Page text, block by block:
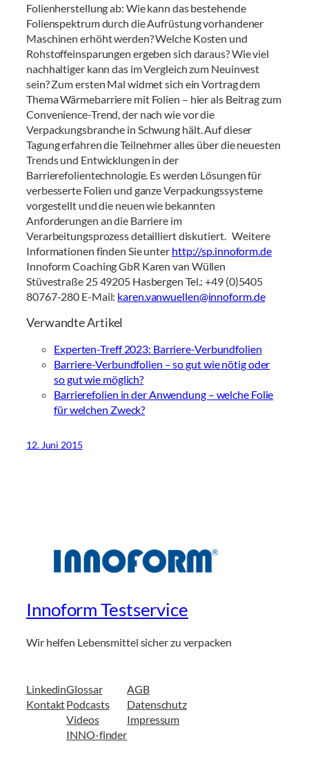
Folienherstellung ab: Wie kann das bestehende
Folienspektrum durch die Aufrüstung vorhandener
Maschinen erhöht werden? Welche Kosten und
Rohstoffeinsparungen ergeben sich daraus? Wie viel
nachhaltiger kann das im Vergleich zum Neuinvest
sein? Zum ersten Mal widmet sich ein Vortrag dem
Thema Wärmebarriere mit Folien – hier als Beitrag zum
Convenience-Trend, der nach wie vor die
Verpackungsbranche in Schwung hält. Auf dieser
Tagung erfahren die Teilnehmer alles über die neuesten
Trends und Entwicklungen in der
Barrierefolientechnologie. Es werden Lösungen für
verbesserte Folien und ganze Verpackungssysteme
vorgestellt und die neuen wie bekannten
Anforderungen an die Barriere im
Verarbeitungsprozess detailliert diskutiert. Weitere
Informationen finden Sie unter http://sp.innoform.de
Innoform Coaching GbR Karen van Wüllen
Stüvestraße 25 49205 Hasbergen Tel.: +49 (0)5405
80767-280 E-Mail: karen.vanwuellen@innoform.de
Verwandte Artikel
Experten-Treff 2023: Barriere-Verbundfolien
Barriere-Verbundfolien – so gut wie nötig oder
so gut wie möglich?
Barrierefolien in der Anwendung – welche Folie
für welchen Zweck?
12. Juni 2015
Innoform Testservice
Wir helfen Lebensmittel sicher zu verpacken
Linkedin
Kontakt
Glossar
Podcasts
Videos
INNO-finder
AGB
Datenschutz
Impressum